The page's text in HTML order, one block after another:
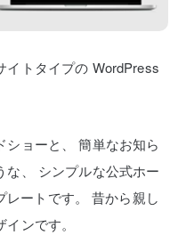
イトタイプの WordPress
ョーと、
簡単なお知ら
、
シンプルな公式ホー
ートです。
昔から親し
ンです。